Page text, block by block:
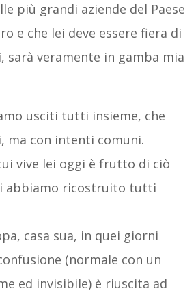
più grandi aziende del Paese
e che lei deve essere fiera di
sarà veramente in gamba mia
usciti tutti insieme, che
ma con intenti comuni.
vive lei oggi è frutto di ciò
abbiamo ricostruito tutti
casa sua, in quei giorni
(normale con un
ed invisibile) è riuscita ad